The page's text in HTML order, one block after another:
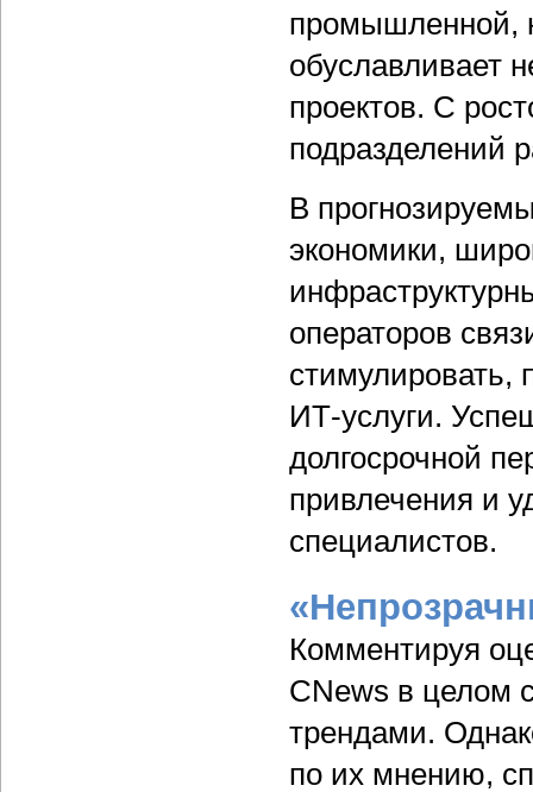
промышленной,
обуславливает
проектов. С
подразделений
В
экономики,
операторов
стимулировать,
ИТ-услуги.
долгосрочной
привлечения и
специалистов.
Комментируя
CNews в целом
трендами.
по их мнению,